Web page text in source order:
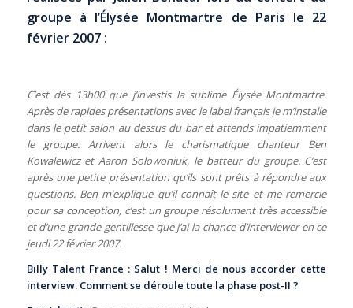
groupe à l’Élysée Montmartre de Paris le 22
février 2007 :
C’est dès 13h00 que j’investis la sublime Élysée Montmartre.
Après de rapides présentations avec le label français je m’installe
dans le petit salon au dessus du bar et attends impatiemment
le groupe. Arrivent alors le charismatique chanteur Ben
Kowalewicz et Aaron Solowoniuk, le batteur du groupe. C’est
après une petite présentation qu’ils sont prêts à répondre aux
questions. Ben m’explique qu’il connaît le site et me remercie
pour sa conception, c’est un groupe résolument très accessible
et d’une grande gentillesse que j’ai la chance d’interviewer en ce
jeudi 22 février 2007.
Billy Talent France : Salut ! Merci de nous accorder cette
interview. Comment se déroule toute la phase post-II ?